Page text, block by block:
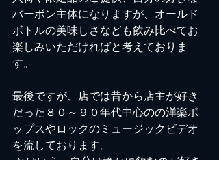
バーボン主体になりますが、オールド
ボトルの美味しさなども飲み比べてお
楽しみいただければと考えておりま
す。
最後ですが、店では昔から店主が好き
だった８０～９０年代中心のの洋楽ポ
ップスやロックのミュージックビデオ
を流しております。
とはいえ、自分は静かに飲むのが好き